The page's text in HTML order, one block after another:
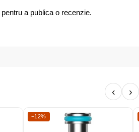
pentru a publica o recenzie.
‹ ›
−12%